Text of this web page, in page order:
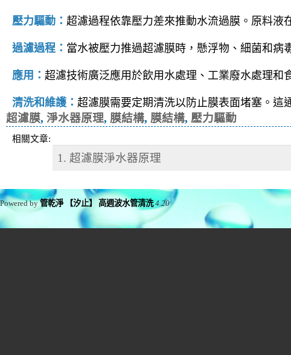
壓力驅動： 超濾過程依靠壓力差來推動水流過膜。原料液
過濾過程： 當水被壓力推過超濾膜時，懸浮物、細菌和病
應用： 超濾技術廣泛應用於飲用水處理、工業廢水處理和
清洗和維護： 超濾膜需要定期清洗以防止膜表面堵塞。這
超濾膜, 淨水器原理, 膜結構, 膜結構, 壓力驅動
相關文章:
1. 超濾膜淨水器原理
Powered by管乾淨 【汐止】 高週波水管清洗 4.20